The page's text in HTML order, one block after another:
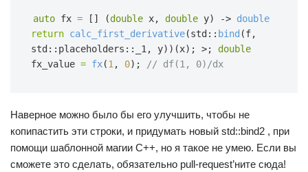
auto fx = [] (double x, double y) -> double
return calc_first_derivative(std:: bind (f,
std::placeholders::_1, y))(x);
>;
double
fx_value = fx(1 , 0); // df(1, 0)/dx
Наверное можно было бы его улучшить, чтобы не
копипастить эти строки, и придумать новый std::bind2 , при
помощи шаблонной магии C++, но я такое не умею. Если вы
сможете это сделать, обязательно pull-request’ните сюда!